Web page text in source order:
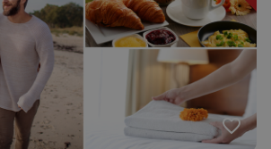
favorite_border